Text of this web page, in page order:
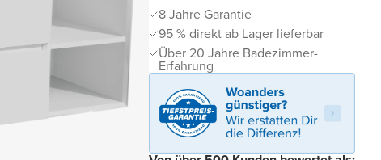
8 Jahre Garantie
95 % direkt ab Lager lieferbar
Über 20 Jahre Badezimmer-
Erfahrung